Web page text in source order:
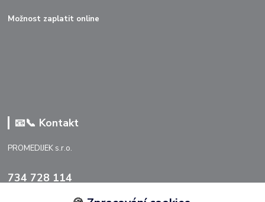
Možnost zaplatit online
📧📞 Kontakt
PROMEDIJEK s.r.o.
734 728 114